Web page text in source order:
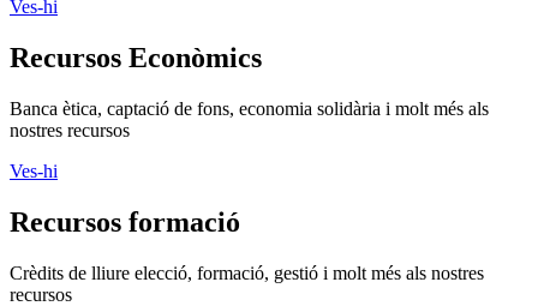
Ves-hi
Recursos Econòmics
Banca ètica, captació de fons, economia solidària i molt més als
nostres recursos
Ves-hi
Recursos formació
Crèdits de lliure elecció, formació, gestió i molt més als nostres
recursos